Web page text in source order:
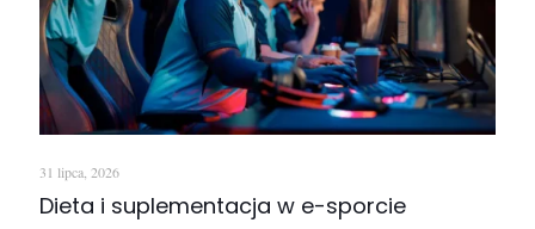
31 lipca, 2026
Dieta i suplementacja w e-sporcie